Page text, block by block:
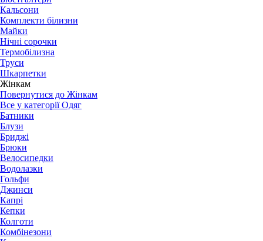
Кальсони
Комплекти білизни
Майки
Нічні сорочки
Термобілизна
Труси
Шкарпетки
Жінкам
Повернутися до Жінкам
Все у категорії Одяг
Батники
Блузи
Бриджі
Брюки
Велосипедки
Водолазки
Гольфи
Джинси
Капрі
Кепки
Колготи
Комбінезони